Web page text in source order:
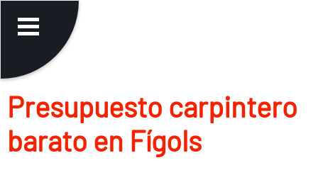
Presupuesto carpintero
barato en Fígols